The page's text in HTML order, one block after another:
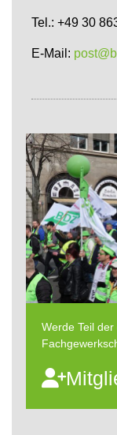
Tel.: +49 30
E-Mail:
Werde Teil